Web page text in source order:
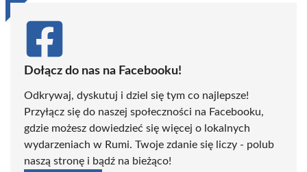
Dołącz do nas na Facebooku!
Odkrywaj, dyskutuj i dziel się tym co najlepsze!
Przyłącz się do naszej społeczności na Facebooku,
gdzie możesz dowiedzieć się więcej o lokalnych
wydarzeniach w Rumi. Twoje zdanie się liczy - polub
naszą stronę i bądź na bieżąco!